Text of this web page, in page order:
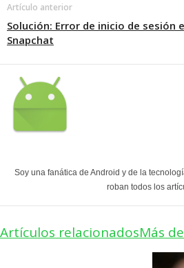
Artículo anterior
Solución: Error de inicio de sesión
Snapchat
Soy una fanática de Android y de la
roban todos los
Artículos relacionadosMás